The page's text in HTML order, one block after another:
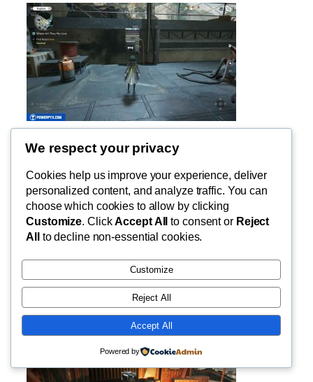
29 – 宝箱 6
在棚子里面。
We respect your privacy
Cookies help us improve your experience, deliver
personalized content, and analyze traffic. You can
choose which cookies to allow by clicking
Customize. ClickAccept All to consent or Reject
All
to decline non-essential cookies.
Customize
Reject All
Accept All
Powered by